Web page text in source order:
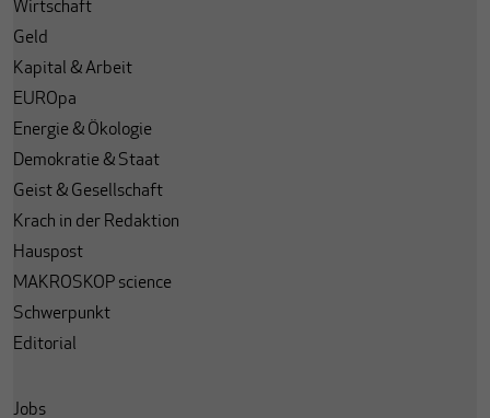
Wirtschaft
Geld
Kapital & Arbeit
EUROpa
Energie & Ökologie
Demokratie & Staat
Geist & Gesellschaft
Krach in der Redaktion
Hauspost
MAKROSKOP science
Schwerpunkt
Editorial
Jobs